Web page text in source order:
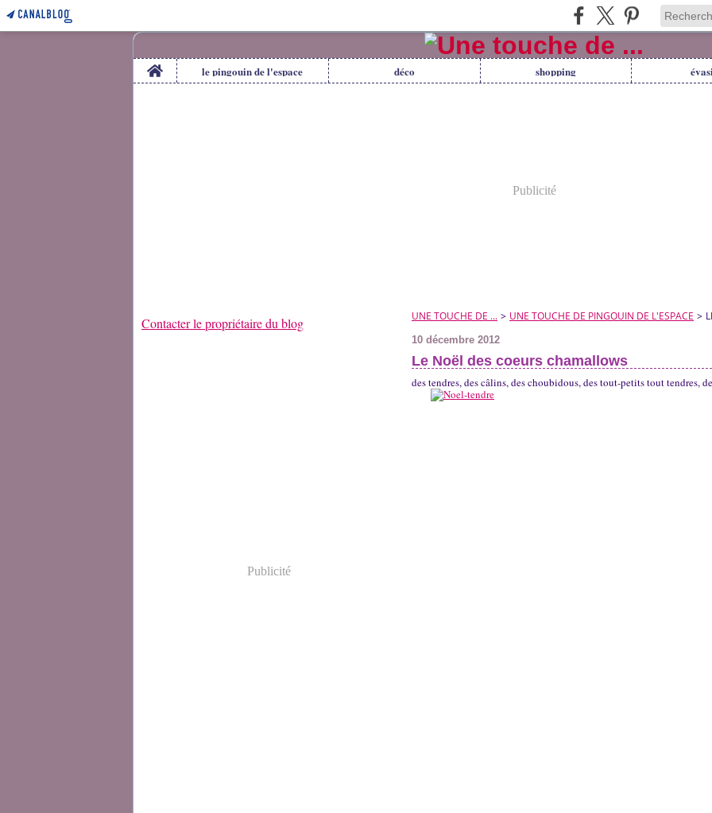
Home le pingouin de l'espace déco shopping
Publicité
Contacter le propriétaire du blog
Publicité
UNE TOUCHE DE ... > UNE TOUCHE DE PINGOUIN DE L'ESPACE >
10 décembre 2012
Le Noël des coeurs chamallows
des tendres, des câlins, des choubidous, des tout-petits tout tendres,